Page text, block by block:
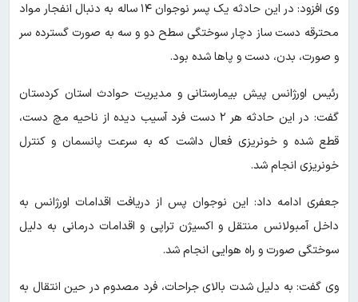
وی افزود: در این حادثه یک پسر نوجوان ۱۴ ساله به دنبال انفجار مواد
محترقه دست ساز دچار سوختگی سطح دو و سه به صورت گسترده سر
و صورت، بدن، دست و پاها شده بود.
رئیس اورژانس پیش بیمارستانی و مدیریت حوادث استان کردستان
گفت: در این حادثه هر ۲ دست فرد آسیب دیده از ناحیه مچ دست،
قطع شده و خونریزی فعال داشت که به سرعت پانسمان و کنترل
خونریزی انجام شد.
جعفری ادامه داد: این نوجوان پس از دریافت اقدامات اورژانس به
داخل آمبولانس منتقل و اکسیژن تراپی و اقدامات درمانی به دلیل
سوختگی صورت و راه هوایی انجام شد.
وی گفت: به دلیل شدت بالای جراحات، فرد مصدوم در حین انتقال به